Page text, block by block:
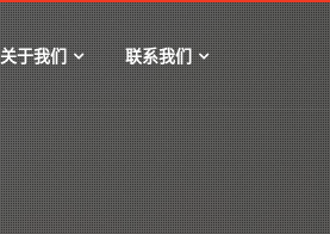
关于我们 联系我们